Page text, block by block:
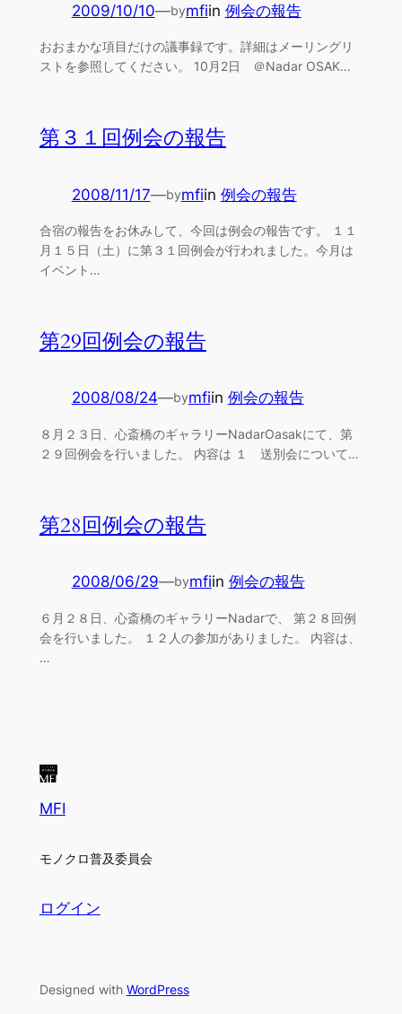
2009/10/10—bymfiin 例会の報告
おおまかな項目だけの議事録です。詳細はメーリングリ
ストを参照してください。 10月2日 ＠Nadar OSAK…
第３１回例会の報告
2008/11/17—bymfiin 例会の報告
合宿の報告をお休みして、今回は例会の報告です。 １１
月１５日（土）に第３１回例会が行われました。今月は
イベント…
第29回例会の報告
2008/08/24—bymfiin 例会の報告
８月２３日、心斎橋のギャラリーNadarOasakにて、第
２９回例会を行いました。 内容は １ 送別会について…
第28回例会の報告
2008/06/29—bymfiin 例会の報告
６月２８日、心斎橋のギャラリーNadarで、 第２８回例
会を行いました。 １２人の参加がありました。 内容は、
…
MFI
モノクロ普及委員会
ログイン
Designed with WordPress